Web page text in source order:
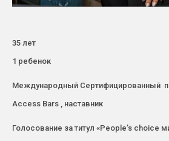
35 лет
1 ребенок
Международный Сертифицированный
Access Bars , наставник
Голосование за титул «People’s choice